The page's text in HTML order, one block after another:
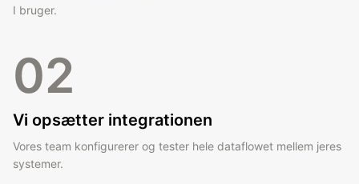
I bruger.
02
Vi opsætter integrationen
Vores team konfigurerer og tester hele dataflowet mellem jeres
systemer.